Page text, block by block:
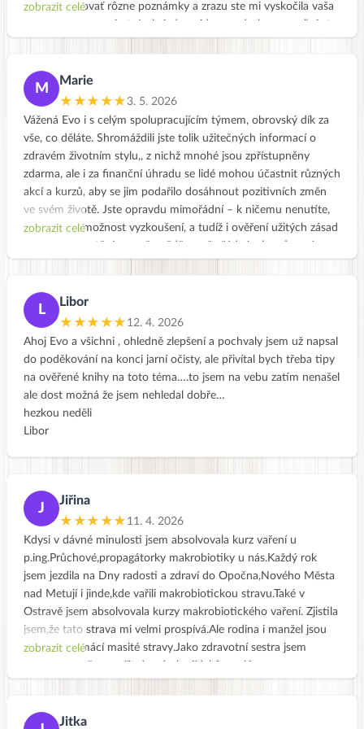
Takže díky, díky! Zůstanu s vámi celý rok a těším se na další
začala vypisovať rôzne poznámky a zrazu ste mi vyskočila vaša
čosi malého vyskúšam, a tak sa zrodila miska čočkovej
pomazánka a musím povedať že je veľmi chutná😊
Preto so myslím že toto by mohla byť tá moja správna cesta za
zdravím. Mám 54 rokov a budem mať za pár dní tretie vnúča,
starým bude moja dcéra potrebovať pomôcť, tak potrebujem
veľa síl a energie. Som na úplnom začiatku, ale aspoň som našla
inšpiráciu a mám motiváciu. Ja som typ že na takéto zmeny
idem pomaly, najskôr sa potrebujem zoznámiť, ale verím že sa
nakoniec dostanem aj ku vám do klubu😊
Robíte to veľmi dobre a motivujete ľudí zdravo žiť. Ste úžasní.
Ďakujem už len za ten úvod a prajem veľa úspechov.
S pozdravom Gabika
zobrazit celé
M
Marie
★★★★★3. 5. 2026
Vážená Evo i s celým spolupracujícím týmem, obrovský dík za
vše, co děláte. Shromáždili jste tolik užitečných informací o
zdravém životním stylu,, z nichž mnohé jsou zpřístupněny
zdarma, ale i za finanční úhradu se lidé mohou účastnit různých
akcí a kurzů, aby se jim podařilo dosáhnout pozitivních změn
ve svém životě. Jste opravdu mimořádní – k ničemu nenutíte,
jen nabízíte možnost vyzkoušení, a tudíž i ověření užitých zásad
Kromě všeho ostatniho vřele mohu doporučit shlédnutí videa
Vašeho rozhovoru s panem moderátorem Strakatým.
Ať se vám všem i nadále daří šířit pohodový přístup k životu!
Marie
zobrazit celé
L
Libor
★★★★★ 12. 4. 2026
Ahoj Evo a všichni , ohledně zlepšení a pochvaly jsem už napsal
do poděkování na konci jarní očisty, ale přivítal bych třeba tipy
na ověřené knihy na toto téma….to jsem na vebu zatím nenašel
ale dost možná že jsem nehledal dobře…
hezkou neděli
Libor
J
Jiřina
★★★★★ 11. 4. 2026
Kdysi v dávné minulosti jsem absolvovala kurz vaření u
p.ing.Průchové,propagátorky makrobiotiky u nás.Každý rok
jsem jezdila na Dny radosti a zdraví do Opočna,Nového Města
nad Metují i jinde,kde vařili makrobiotickou stravu.Také v
Ostravě jsem absolvovala kurzy makrobiotického vaření. Zjistila
jsem,že tato strava mi velmi prospívá.Ale rodina i manžel jsou
příznivci domácí masité stravy.Jako zdravotní sestra jsem
zaměstná a práce už nejde tak od ruky.Velmi si cením,že na
zobrazit celé
Jitka